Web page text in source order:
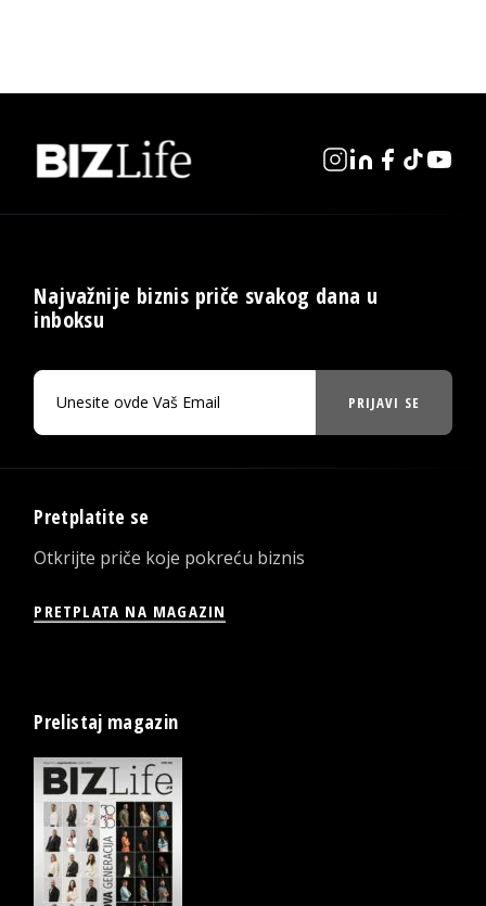
Najvažnije biznis priče svakog dana u
inboksu
PRIJAVI SE
Pretplatite se
Otkrijte priče koje pokreću biznis
PRETPLATA NA MAGAZIN
Prelistaj magazin